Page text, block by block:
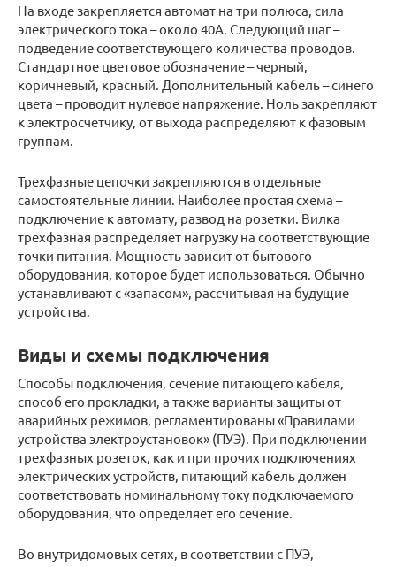
На входе закрепляется автомат на три полюса, сила
электрического тока – около 40А. Следующий шаг –
подведение соответствующего количества проводов.
Стандартное цветовое обозначение – черный,
коричневый, красный. Дополнительный кабель – синего
цвета – проводит нулевое напряжение. Ноль закрепляют
к электросчетчику, от выхода распределяют к фазовым
группам.
Трехфазные цепочки закрепляются в отдельные
самостоятельные линии. Наиболее простая схема –
подключение к автомату, развод на розетки. Вилка
трехфазная распределяет нагрузку на соответствующие
точки питания. Мощность зависит от бытового
оборудования, которое будет использоваться. Обычно
устанавливают с «запасом», рассчитывая на будущие
устройства.
Виды и схемы подключения
Способы подключения, сечение питающего кабеля,
способ его прокладки, а также варианты защиты от
аварийных режимов, регламентированы «Правилами
устройства электроустановок» (ПУЭ). При подключении
трехфазных розеток, как и при прочих подключениях
электрических устройств, питающий кабель должен
соответствовать номинальному току подключаемого
оборудования, что определяет его сечение.
Во внутридомовых сетях, в соответствии с ПУЭ,